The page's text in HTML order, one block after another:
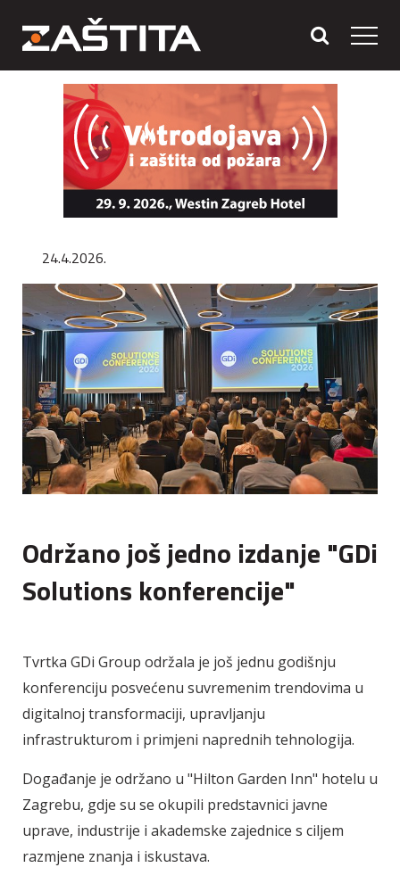
24.4.2026.
Održano još jedno izdanje "GDi
Solutions konferencije"
Tvrtka GDi Group održala je još jednu godišnju
konferenciju posvećenu suvremenim trendovima u
digitalnoj transformaciji, upravljanju
infrastrukturom i primjeni naprednih tehnologija.
Događanje je održano u "Hilton Garden Inn" hotelu u
Zagrebu, gdje su se okupili predstavnici javne
uprave, industrije i akademske zajednice s ciljem
razmjene znanja i iskustava.